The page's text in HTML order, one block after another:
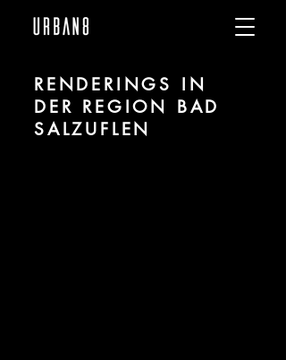
RENDERINGS IN
DER REGION BAD
SALZUFLEN